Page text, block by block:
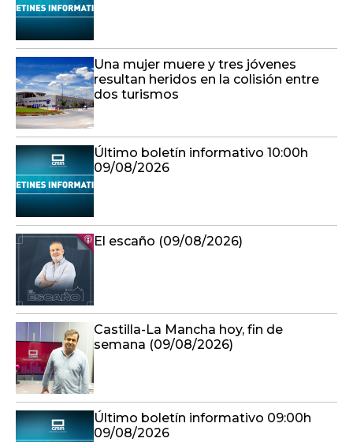
Una mujer muere y tres jóvenes
resultan heridos en la colisión entre
dos turismos
Último boletín informativo 10:00h
09/08/2026
El escaño (09/08/2026)
Castilla-La Mancha hoy, fin de
semana (09/08/2026)
Último boletín informativo 09:00h
09/08/2026